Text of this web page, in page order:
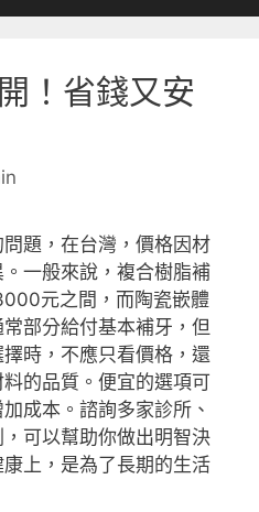
！省錢又安
題，在台灣，價格因材
一般來說，複合樹脂補
元之間，而陶瓷嵌體
部分給付基本補牙，但
時，不應只看價格，還
的品質。便宜的選項可
成本。諮詢多家診所、
可以幫助你做出明智決
上，是為了長期的生活